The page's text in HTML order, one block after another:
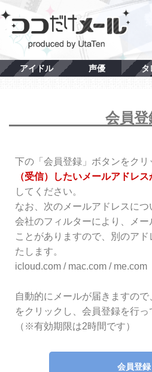
アイドル 声優 タ
会員登
下の「会員登録」ボタンをクリ
（受信）したいメールアドレス
してください。
なお、次のメールアドレスに
会社のフィルターにより、メ
ことがありますので、別のア
たします。
icloud.com / mac.com / me.com
自動的にメールが届きますの
をクリックし、会員登録を行っ
（※有効期限は2時間です）
会員登録